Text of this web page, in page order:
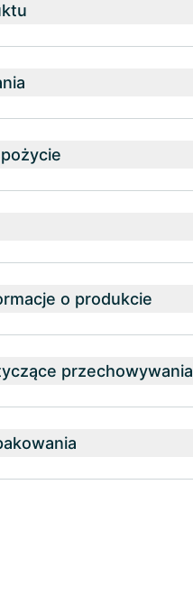
o produkcie
przechowywania